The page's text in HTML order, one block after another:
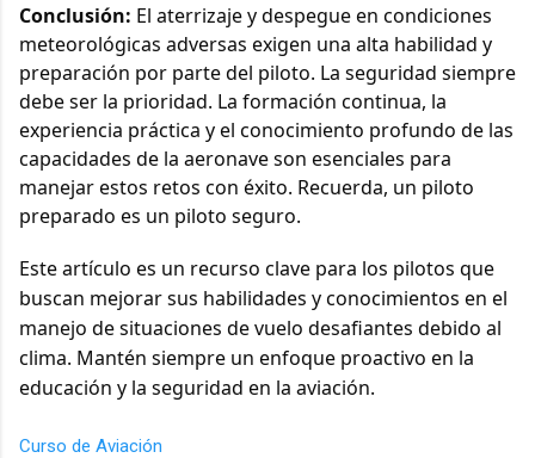
Conclusión: El aterrizaje y despegue en condiciones
meteorológicas adversas exigen una alta habilidad y
preparación por parte del piloto. La seguridad siempre
debe ser la prioridad. La formación continua, la
experiencia práctica y el conocimiento profundo de las
capacidades de la aeronave son esenciales para
manejar estos retos con éxito. Recuerda, un piloto
preparado es un piloto seguro.
Este artículo es un recurso clave para los pilotos que
buscan mejorar sus habilidades y conocimientos en el
manejo de situaciones de vuelo desafiantes debido al
clima. Mantén siempre un enfoque proactivo en la
educación y la seguridad en la aviación.
Curso de Aviación